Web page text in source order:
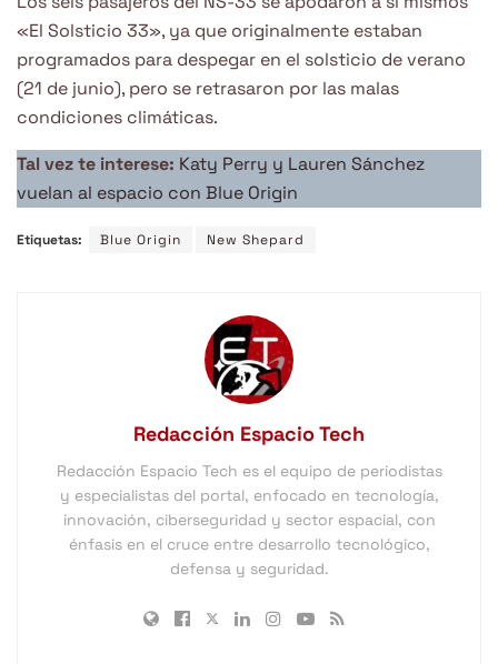
«El Solsticio 33», ya que originalmente estaban
programados para despegar en el solsticio de verano
(21 de junio), pero se retrasaron por las malas
condiciones climáticas.
Tal vez te interese: Katy Perry y Lauren Sánchez
vuelan al espacio con Blue Origin
Etiquetas: Blue Origin New Shepard
Redacción Espacio Tech
Redacción Espacio Tech es el equipo de periodistas
y especialistas del portal, enfocado en tecnología,
innovación, ciberseguridad y sector espacial, con
énfasis en el cruce entre desarrollo tecnológico,
defensa y seguridad.